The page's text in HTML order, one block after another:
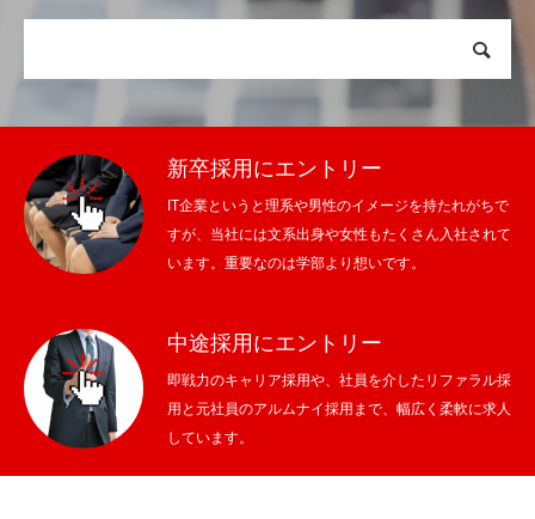
新卒採用にエントリー
IT企業というと理系や男性のイメージを持たれがちで
すが、当社には文系出身や女性もたくさん入社されて
います。重要なのは学部より想いです。
中途採用にエントリー
即戦力のキャリア採用や、社員を介したリファラル採
用と元社員のアルムナイ採用まで、幅広く柔軟に求人
しています。